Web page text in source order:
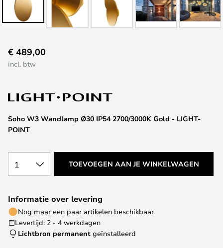
naar
het
van
afbeeldingen-
gallerij
Soho W3 Wandlamp Ø30 IP54 2700/3000K Gold - LIGHT-
POINT
€ 489,00
incl. btw
1 TOEVOEGEN AAN JE WINKELWAGEN
Informatie over levering
Nog maar een paar artikelen beschikbaar
Levertijd: 2 - 4 werkdagen
Lichtbron permanent geïnstalleerd